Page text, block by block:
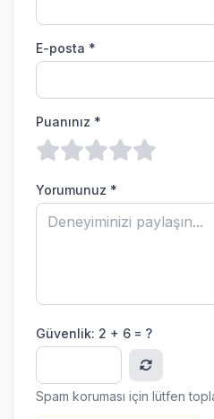
E-posta *
Puanınız *
Yorumunuz *
Güvenlik: 2 + 6 = ?
Spam koruması için lütfen